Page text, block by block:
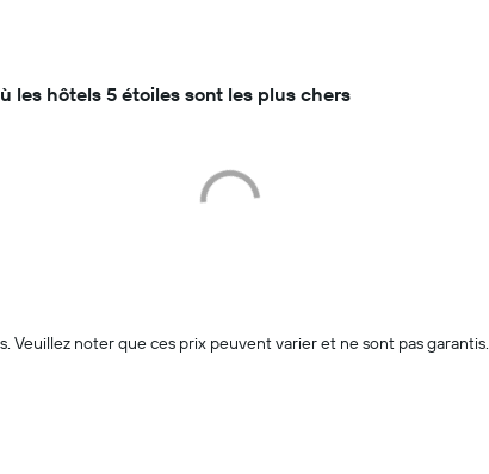
les hôtels 5 étoiles sont les plus chers
noter que ces prix peuvent varier et ne sont pas garantis.